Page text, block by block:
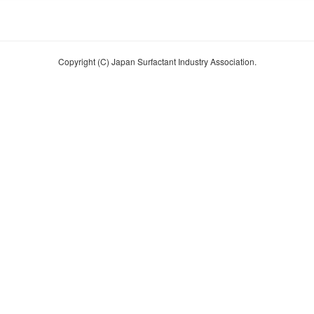
Copyright (C) Japan Surfactant Industry Association.